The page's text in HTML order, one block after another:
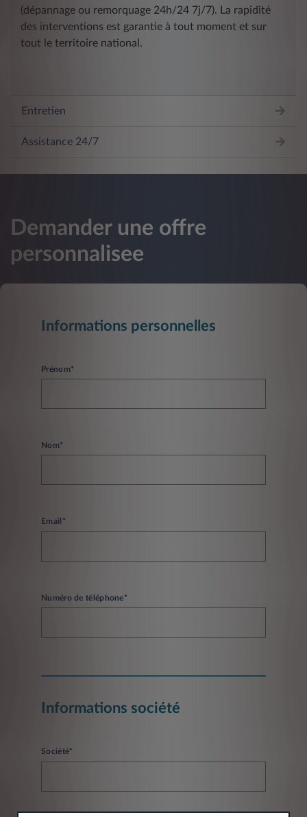
(dépannage ou remorquage 24h/24 7j/7). La rapidité
des interventions est garantie à tout moment et sur
tout le territoire national.
Entretien
Assistance 24/7
Demander une offre
personnalisee
Informations personnelles
Prénom*
Nom*
Email*
Numéro de téléphone*
Informations société
Société*